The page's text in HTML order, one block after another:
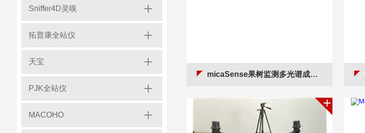
Sniffer4D灵嗅
拓普康全站仪
天宝
PJK全站仪
MACOHO
micaSense果树监测多光谱成像仪Altum-PT